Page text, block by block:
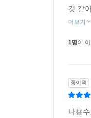
병에 넣었
장치에서
H -모드
었다. 이
장치가 제
처음 봤을
5호관에
닦고 조
러시아
있다.
저자는
있는 일반
- 노승정 (
- 권오남 (
저자는 핵
것 같
더보기
1명이
종이책
나용